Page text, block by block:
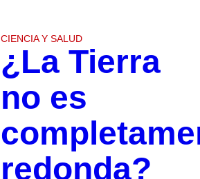
CIENCIA Y SALUD
¿La Tierra
no es
redonda?